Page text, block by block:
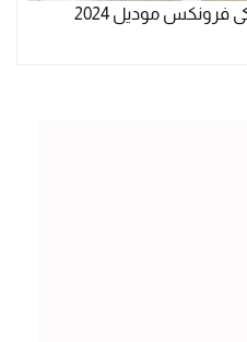
موديل 2024